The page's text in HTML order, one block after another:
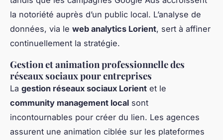
la notoriété auprès d’un public local. L’analyse de
données, via le web analytics Lorient, sert à affiner
continuellement la stratégie.
Gestion et animation professionnelle des
réseaux sociaux pour entreprises
La gestion réseaux sociaux Lorient et le
community management local sont
incontournables pour créer du lien. Les agences
assurent une animation ciblée sur les plateformes